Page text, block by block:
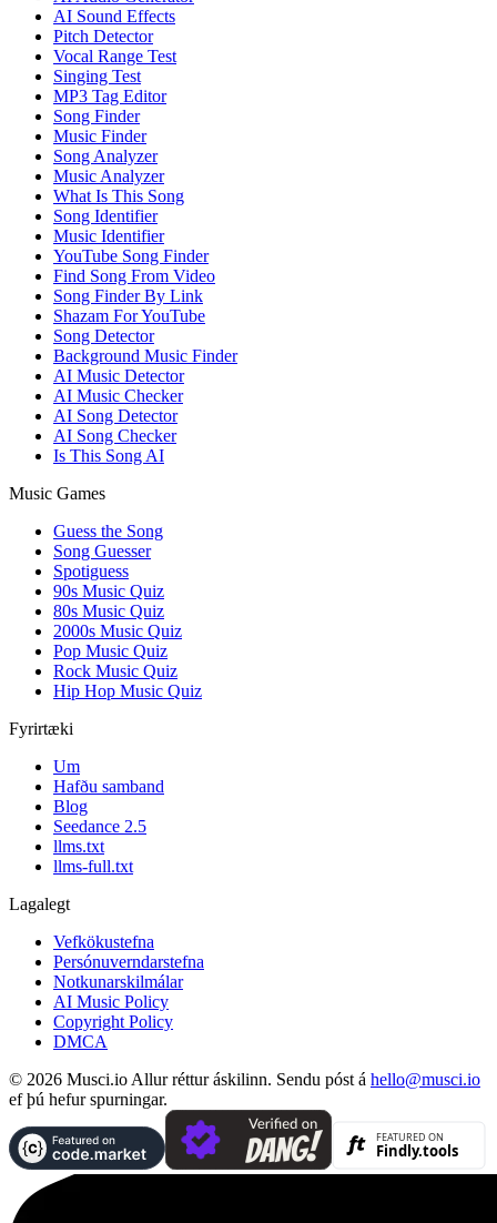
AI Sound Effects
Pitch Detector
Vocal Range Test
Singing Test
MP3 Tag Editor
Song Finder
Music Finder
Song Analyzer
Music Analyzer
What Is This Song
Song Identifier
Music Identifier
YouTube Song Finder
Find Song From Video
Song Finder By Link
Shazam For YouTube
Song Detector
Background Music Finder
AI Music Detector
AI Music Checker
AI Song Detector
AI Song Checker
Is This Song AI
Music Games
Guess the Song
Song Guesser
Spotiguess
90s Music Quiz
80s Music Quiz
2000s Music Quiz
Pop Music Quiz
Rock Music Quiz
Hip Hop Music Quiz
Fyrirtæki
Um
Hafðu samband
Blog
Seedance 2.5
llms.txt
llms-full.txt
Lagalegt
Vefkökustefna
Persónuverndarstefna
Notkunarskilmálar
AI Music Policy
Copyright Policy
DMCA
© 2026 Musci.io Allur réttur áskilinn. Sendu póst á hello@musci.io
ef þú hefur spurningar.